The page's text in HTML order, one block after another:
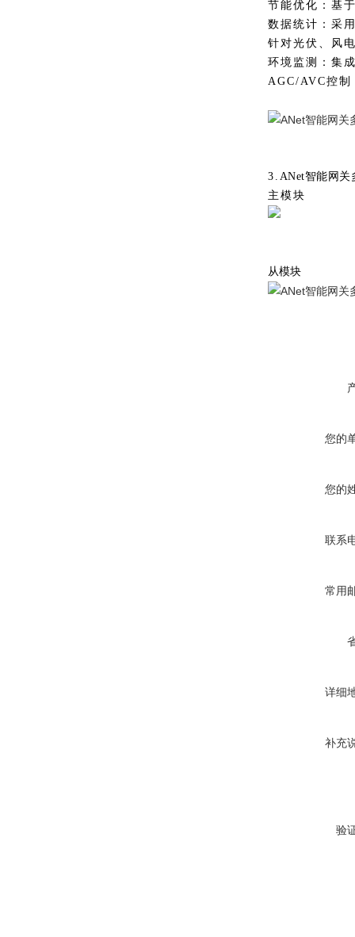
节能优化：基
数据统计：采
针对光伏、风
环境监测：集
AGC/AVC控制
3. ANet智能网关
主模块
从模块
您的
您的
联系
常用
详细
补充
验